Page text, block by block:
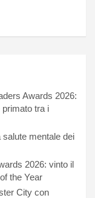
Awards 2026:
primato tra i
mentale dei
2026: vinto il
the Year
City con